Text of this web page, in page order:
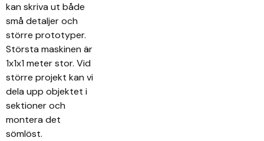
kan skriva ut både
små detaljer och
större prototyper.
Största maskinen är
1x1x1 meter stor. Vid
större projekt kan vi
dela upp objektet i
sektioner och
montera det
sömlöst.